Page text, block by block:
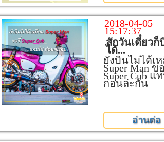
2018-04-05
15:17:37
สักวันเดี๋ยวก็
ได้...
ยังบินไม่ได้เ
Super Man ข
Super Cub แ
ก่อนล่ะกัน
อ่านต่อ